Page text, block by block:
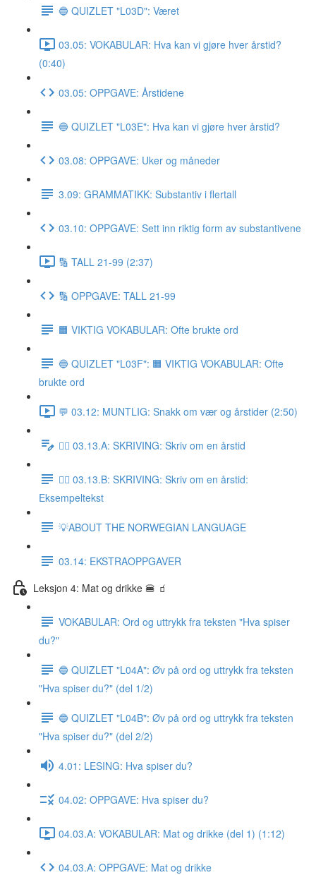
🔵 QUIZLET "L03D": Været
03.05: VOKABULAR: Hva kan vi gjøre hver årstid?
(0:40)
03.05: OPPGAVE: Årstidene
🔵 QUIZLET "L03E": Hva kan vi gjøre hver årstid?
03.08: OPPGAVE: Uker og måneder
3.09: GRAMMATIKK: Substantiv i flertall
03.10: OPPGAVE: Sett inn riktig form av substantivene
🔢 TALL 21-99 (2:37)
🔢 OPPGAVE: TALL 21-99
🟧 VIKTIG VOKABULAR: Ofte brukte ord
🔵 QUIZLET "L03F": 🟧 VIKTIG VOKABULAR: Ofte
brukte ord
💬 03.12: MUNTLIG: Snakk om vær og årstider (2:50)
✍🏼 03.13.A: SKRIVING: Skriv om en årstid
✍🏼 03.13.B: SKRIVING: Skriv om en årstid:
Eksempeltekst
💡ABOUT THE NORWEGIAN LANGUAGE
03.14: EKSTRAOPPGAVER
Leksjon 4: Mat og drikke 🍔 🧃
VOKABULAR: Ord og uttrykk fra teksten "Hva spiser
du?"
🔵 QUIZLET "L04A": Øv på ord og uttrykk fra teksten
"Hva spiser du?" (del 1/2)
🔵 QUIZLET "L04B": Øv på ord og uttrykk fra teksten
"Hva spiser du?" (del 2/2)
4.01: LESING: Hva spiser du?
04.02: OPPGAVE: Hva spiser du?
04.03.A: VOKABULAR: Mat og drikke (del 1) (1:12)
04.03.A: OPPGAVE: Mat og drikke